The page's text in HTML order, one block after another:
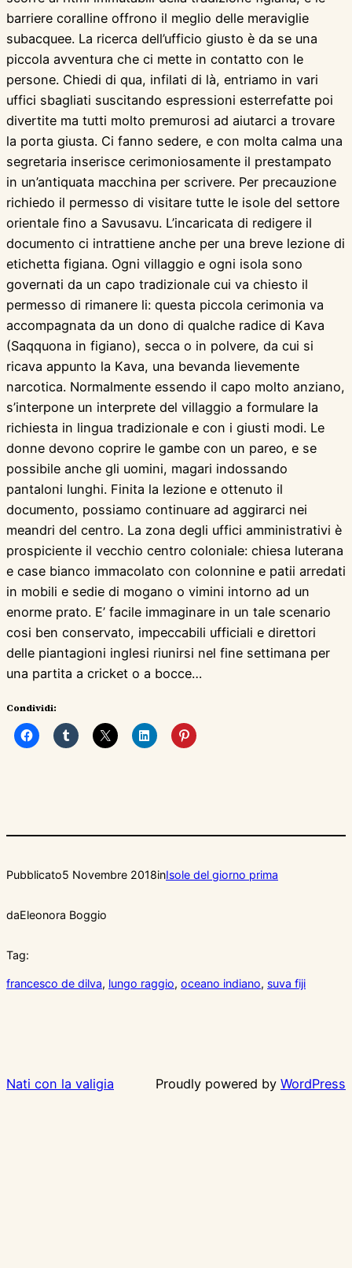
barriere coralline offrono il meglio delle meraviglie
subacquee. La ricerca dell’ufficio giusto è da se una
piccola avventura che ci mette in contatto con le
persone. Chiedi di qua, infilati di là, entriamo in vari
uffici sbagliati suscitando espressioni esterrefatte poi
divertite ma tutti molto premurosi ad aiutarci a trovare
la porta giusta. Ci fanno sedere, e con molta calma una
segretaria inserisce cerimoniosamente il prestampato
in un’antiquata macchina per scrivere. Per precauzione
richiedo il permesso di visitare tutte le isole del settore
orientale fino a Savusavu. L’incaricata di redigere il
documento ci intrattiene anche per una breve lezione di
etichetta figiana. Ogni villaggio e ogni isola sono
governati da un capo tradizionale cui va chiesto il
permesso di rimanere li: questa piccola cerimonia va
accompagnata da un dono di qualche radice di Kava
(Saqquona in figiano), secca o in polvere, da cui si
ricava appunto la Kava, una bevanda lievemente
narcotica. Normalmente essendo il capo molto anziano,
s’interpone un interprete del villaggio a formulare la
richiesta in lingua tradizionale e con i giusti modi. Le
donne devono coprire le gambe con un pareo, e se
possibile anche gli uomini, magari indossando
pantaloni lunghi. Finita la lezione e ottenuto il
documento, possiamo continuare ad aggirarci nei
meandri del centro. La zona degli uffici amministrativi è
prospiciente il vecchio centro coloniale: chiesa luterana
e case bianco immacolato con colonnine e patii arredati
in mobili e sedie di mogano o vimini intorno ad un
enorme prato. E’ facile immaginare in un tale scenario
cosi ben conservato, impeccabili ufficiali e direttori
delle piantagioni inglesi riunirsi nel fine settimana per
una partita a cricket o a bocce…
Condividi:
Pubblicato5 Novembre 2018inIsole del giorno prima
daEleonora Boggio
Tag:
francesco de dilva, lungo raggio, oceano indiano, suva fiji
Nati con la valigia Proudly powered by WordPress